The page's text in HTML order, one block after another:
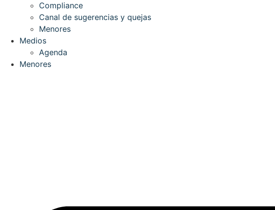
Compliance
Canal de sugerencias y quejas
Menores
Medios
Agenda
Menores